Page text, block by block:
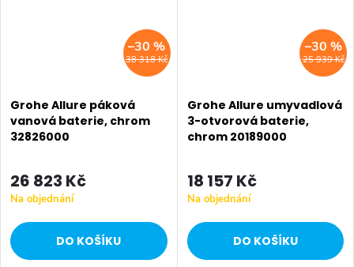
38 318 Kč
–30 %
Grohe Allure páková
vanová baterie, chrom
32826000
26 823 Kč
Na objednání
DO KOŠÍKU
25 939 Kč
–30 %
Grohe Allure umyvadlová
3-otvorová baterie,
chrom 20189000
18 157 Kč
Na objednání
DO KOŠÍKU